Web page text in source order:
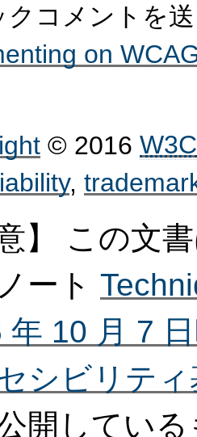
クコメントを
on
© 2016 W3C
,
意】 この文
ート
年 10 月 7
シビリテ
開してい